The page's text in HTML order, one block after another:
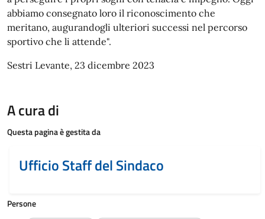
abbiamo consegnato loro il riconoscimento che
meritano, augurandogli ulteriori successi nel percorso
sportivo che li attende".
Sestri Levante, 23 dicembre 2023
A cura di
Questa pagina è gestita da
Ufficio Staff del Sindaco
Persone